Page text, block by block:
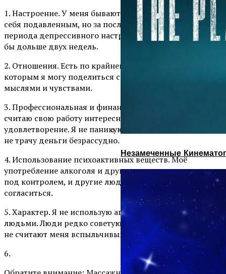
Незамеченные
1. Настроение. У меня бывают дни, когда я чувствую
себя подавленным, но за последний год не было
периода депрессивного настроения, который длился
бы дольше двух недель.
2. Отношения. Есть по крайней мере один человек, с
которым я могу поделиться своими самыми личными
мыслями и чувствами.
3. Профессиональная и финансовая стабильность. Я
считаю свою работу интересной и приносящей
удовлетворение. Я не паникую по поводу финансов и
не трачу деньги безрассудно.
4. Использование психоактивных веществ. Моё
употребление алкоголя и других веществ находится
под контролем, и другие люди могут с этим
согласиться.
5. Характер. Я не использую агрессию в общении с
людьми. Люди редко советуют мне успокоиться, они
не считают меня вспыльчивым.
6.